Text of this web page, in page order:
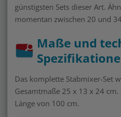
günstigsten Sets dieser Art.
momentan zwischen 20 und
Maße und
Das komplette Stabmixer-Set
Gesamtmaße 25 x 13 x 24
Länge von 100 cm.